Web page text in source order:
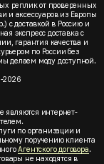
реплик от проверенных
и аксессуаров из Европы
с доставкой в Россию и
экспресс доставка с
гарантия качества и
по России без
делаем моду доступной.
2026
являются интернет-
по организации и
поручению клиента
Агентского договора.
не находятся в